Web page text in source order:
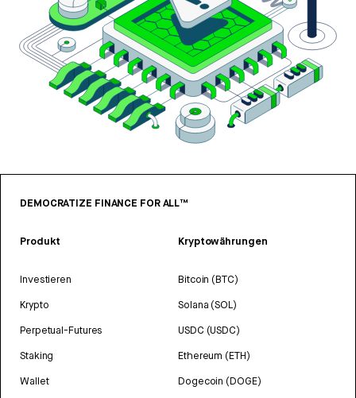
DEMOCRATIZE FINANCE FOR ALL™
Produkt
Investieren
Krypto
Perpetual-Futures
Staking
Wallet
Kryptowährungen
Bitcoin (BTC)
Solana (SOL)
USDC (USDC)
Ethereum (ETH)
Dogecoin (DOGE)